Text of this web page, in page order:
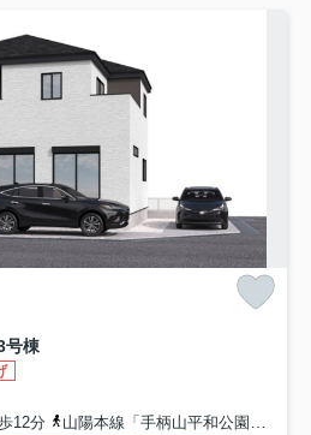
号棟
12分
山陽本線「手柄山平和公園」駅 徒歩25分